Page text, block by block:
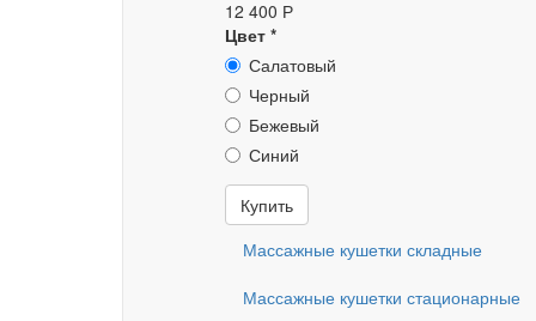
12 400 Р
Цвет *
Салатовый
Черный
Бежевый
Синий
Купить
Массажные кушетки складные
Массажные кушетки стационарные